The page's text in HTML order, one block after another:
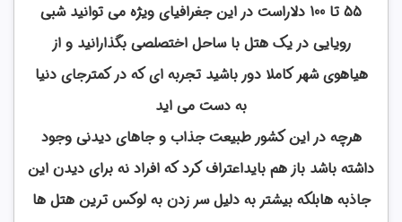
55 تا 100 دلاراست در این جغرافیای ویژه می توانید شبی
رویایی در یک هتل با ساحل اختصلصی بگذارانید و از
هیاهوی شهر کاملا دور باشید تجربه ای که در کمترجای دنیا
به دست می اید
هرچه در این کشور طبیعت جذاب و جاهای دیدنی وجود
داشته باشد باز هم بایداعتراف کرد که افراد نه برای دیدن این
جاذبه هابلکه بیشتر به دلیل سر زدن به لوکس ترین هتل ها